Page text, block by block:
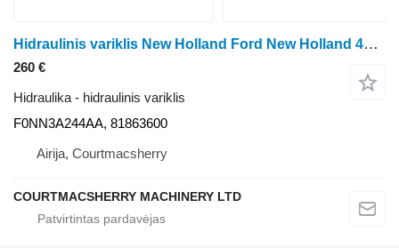
Hidraulinis variklis New Holland Ford New Holland 40 And Ts Series Steering Motor, Valve F0nn3a24 F0NN3A244AA ratinio traktoriaus
260 €
Hidraulika - hidraulinis variklis
F0NN3A244AA, 81863600
Airija, Courtmacsherry
COURTMACSHERRY MACHINERY LTD